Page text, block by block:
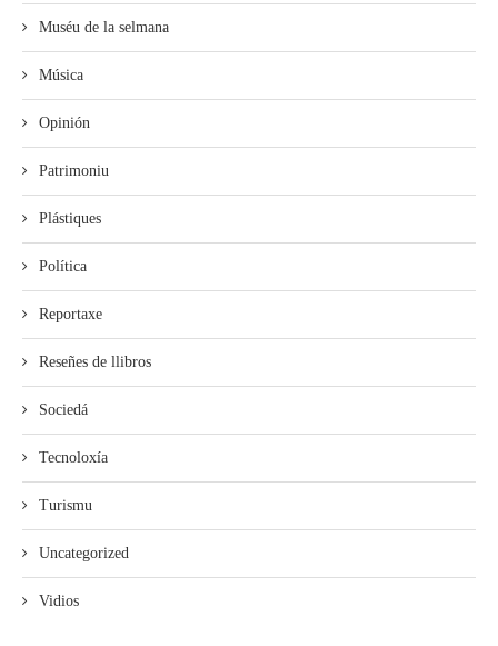
Muséu de la selmana
Música
Opinión
Patrimoniu
Plástiques
Política
Reportaxe
Reseñes de llibros
Sociedá
Tecnoloxía
Turismu
Uncategorized
Vidios